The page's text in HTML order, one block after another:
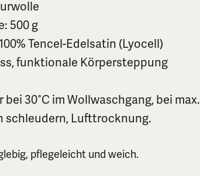
500 g
Tencel-Edelsatin (Lyocell)
funktionale Körpersteppung
bei 30°C im Wollwaschgang, bei max.
schleudern, Lufttrocknung.
pflegeleicht und weich.